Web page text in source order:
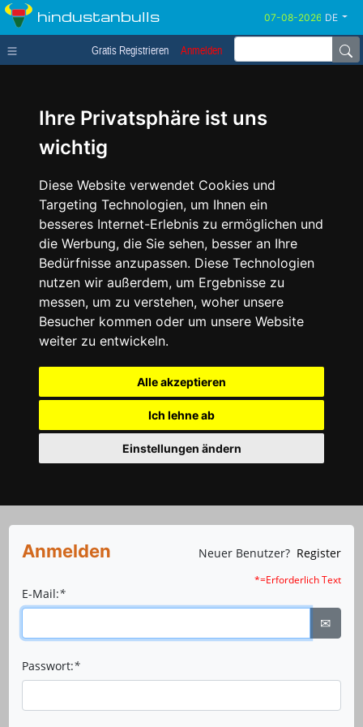
Ihre Privatsphäre ist uns
wichtig
Diese Website verwendet Cookies und
Targeting Technologien, um Ihnen ein
besseres Internet-Erlebnis zu ermöglichen und
die Werbung, die Sie sehen, besser an Ihre
Bedürfnisse anzupassen. Diese Technologien
nutzen wir außerdem, um Ergebnisse zu
messen, um zu verstehen, woher unsere
Besucher kommen oder um unsere Website
weiter zu entwickeln.
Alle akzeptieren
Ich lehne ab
Einstellungen ändern
hindustanbulls DE
Gratis Registrieren Anmelden
Anmelden Register
Neuer Benutzer?
*=Erforderlich Text
E-Mail:*
✉
Passwort:*